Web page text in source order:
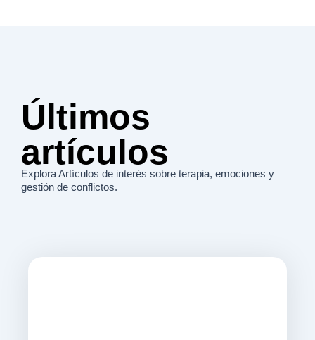
Últimos
artículos
Explora Artículos de interés sobre terapia, emociones y
gestión de conflictos.